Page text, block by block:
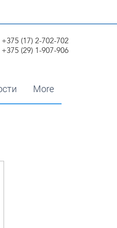
+375 (17) 2-702-702
+375 (29) 1-907-906
More